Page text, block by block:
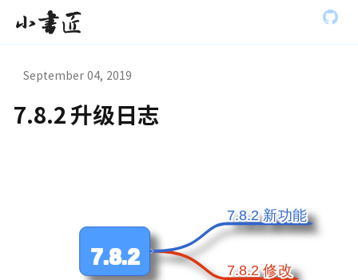
小书匠
September 04, 2019
7.8.2 升级日志
7.8.2
7.8.2 修改
7.8.2 修改
7.8.2 新功能
7.8.2 新功能
式演